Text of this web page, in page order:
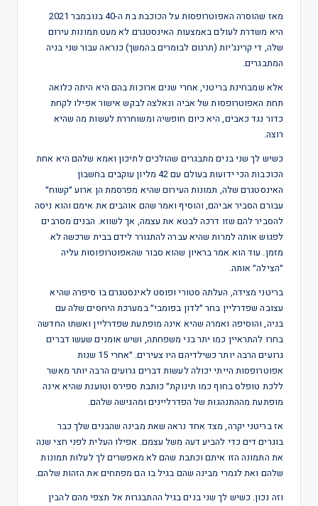
מאז שהוסרה האפוטרופסות על הכוכבת בת ה-40 בנובמבר 2021
היא משדרת לעולם באמצעות האינסטגרם לא מעט תמונות עירום
שלה, די קרינג׳יות (תרגום לבומרים בהמשך) כנראה עבור שני בניה
המתבגרים.
אלא שמבחינת בריטני, אחרי שנים ארוכות בהם היא היתה כלואה
תחת האפוטרופסות של אביה ונאלצה לבקש אישור אפילו לקחת
כדור נגד כאבים, היא כיום חופשיה ומשוחררת לעשות מה שהיא
רוצה.
כשיש לך שני בנים מתבגרים שהולכים לתיכון ואמא שלהם היא אחת
הכוכבות הכי ידועות בעולם עם 42 מליון עוקבים בחשבון
האינסטגרם שלה, תמונות העירום שהיא מפרסמת הן ארוע ״קשוח״
עבורם הסביר אביהם, והוסיף ואמר שהם אוהבים את אימם והוא ניסה
להסביר להם שזו דרכה לבטא את עצמה, אך לשווא. הבנים מסרבים
לפגוש אותה למרות שהיא עברה להתגורר לידם בבית שרכשה לא
מזמן. עוד הוא אמר בראיון שהוא סבור שהאפוטרופוסות עליה
״הצילה״ אותה.
בריטני מצידה, העלתה סטורי ופוסט לאינסטגרם בו סיפרה שהיא
עצובה שפדרליין בחר ״לדון בפומבי״ במערכת היחסים שלה עם
בניה, והוסיפה ואמרה שהיא אינה מופתעת שפדרליין ואשתו החדשה
בחרו להתראיין כמו יתר בני משפחתה, ושיש אומנים שעשו דברים
גרועים הרבה יותר כשילדיהם היו צעירים. ״אחרי 15 שנות
אפוטרופסות הייתי יכולה לעשות דברים גרועים הרבה יותר מאשר
ללכת טופלס בחוף כמו תינוקת״ כותבת ספירס וטוענת שהיא אינה
מופתעת מההתנהגות של הפדרליינים ומהגישה שלהם.
אז בריטני יקרה, מצד אחד נראה שאת מבינה שהבנים שלך כבר
בוגרים דים כדי להביע דעה משל עצמם. אפילו העלית לפני חצי שנה
את התמונה הזו איתם וכתבת שהם לא מאפשרים לך לעלות תמונות
שלהם ואת לגמרי מבינה שהם בגיל בו הם מפתחים את הזהות שלהם.
וזה נכון. כשיש לך שני בנים בגיל ההתבגרות אל תצפי מהם להבין